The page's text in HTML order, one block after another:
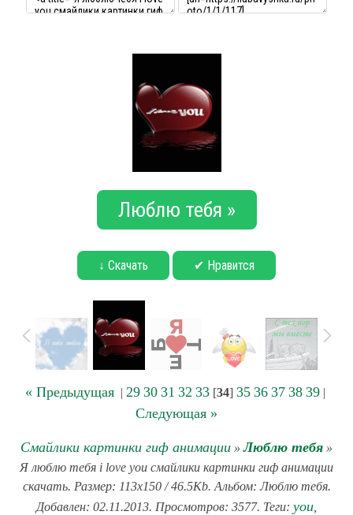
Люблю тебя »
↓ Скачать ✔ Нравится
« Предыдущая| 29 30 31 32 33[34] 35 36 37 38 39|
Следующая »
Смайлики картинки гиф анимации »Люблю тебя »
Я люблю тебя i love you смайлики картинки гиф анимации
скачать. Размер: 113x150 / 46.5Kb. Альбом: Люблю тебя.
Добавлен: 02.11.2013. Просмотров: 3577. Теги: you